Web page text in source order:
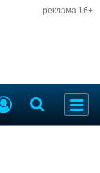
реклама 16+